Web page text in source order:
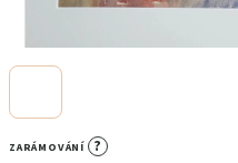
ZARÁMOVÁNÍ ?